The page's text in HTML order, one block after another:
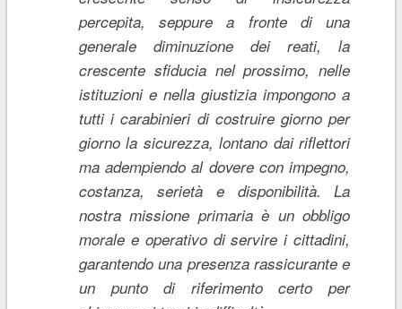
percepita, seppure a fronte di una
generale diminuzione dei reati, la
crescente sfiducia nel prossimo, nelle
istituzioni e nella giustizia impongono a
tutti i carabinieri di costruire giorno per
giorno la sicurezza, lontano dai riflettori
ma adempiendo al dovere con impegno,
costanza, serietà e disponibilità. La
nostra missione primaria è un obbligo
morale e operativo di servire i cittadini,
garantendo una presenza rassicurante e
un punto di riferimento certo per